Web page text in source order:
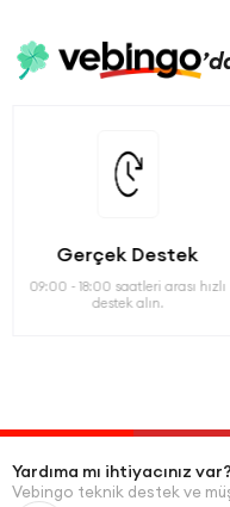
Güvenli Ödeme
Ödemeler yüksek güvenlik
standartlarıyla korunur.
Yardıma mı ihtiyacınız var?
Vebingo teknik destek ve